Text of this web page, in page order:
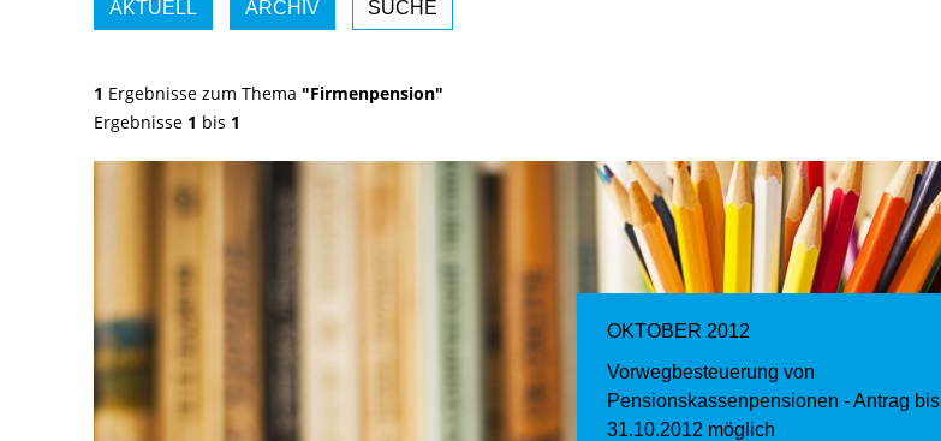
AKTUELL ARCHIV SUCHE
1 Ergebnisse zum Thema "Firmenpension"
Ergebnisse 1 bis 1
OKTOBER 2012
Vorwegbesteuerung von
Pensionskassenpensionen - Antrag bis
31.10.2012 möglich